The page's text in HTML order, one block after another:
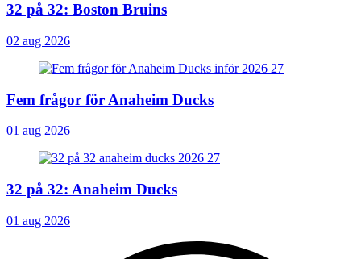
32 på 32: Boston Bruins
02 aug 2026
Fem frågor för Anaheim Ducks
01 aug 2026
32 på 32: Anaheim Ducks
01 aug 2026